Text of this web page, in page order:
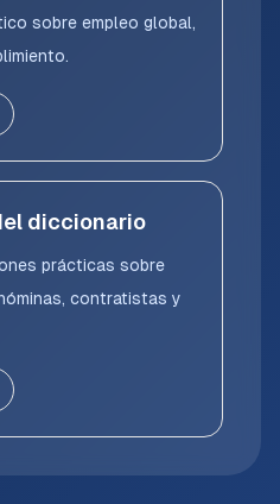
sobre empleo global,
diccionario
prácticas sobre
contratistas y